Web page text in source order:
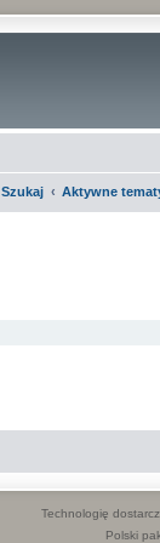
Szukaj Aktywne
Technologię
Polski